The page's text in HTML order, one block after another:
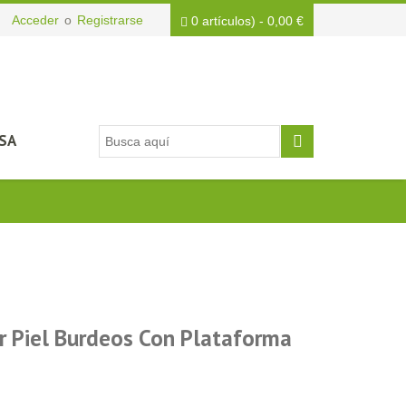
Acceder o Registrarse 0 artículos) - 0,00 €
Burdeos Con Plataforma